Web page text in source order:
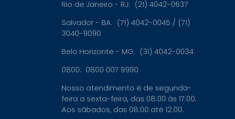
Rio de Janeiro - RJ: (21) 4042-0637
Salvador - BA: (71) 4042-0045 / (71)
3040-9090
Belo Horizonte - MG: (31) 4042-0034
0800: 0800 007 9990
Nosso atendimento é de segunda-
feira a sexta-feira, das 08:00 às 17:00.
Aos sábados, das 08:00 até 12:00.